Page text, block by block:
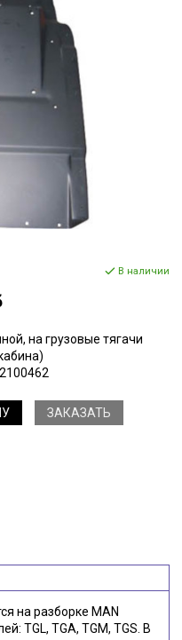
В наличии
на грузовые тягачи
ЗАКАЗАТЬ
на разборке MAN
TGL, TGA, TGM, TGS. В